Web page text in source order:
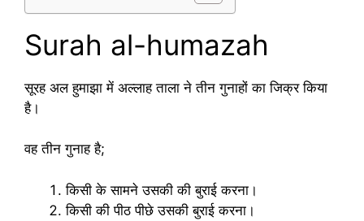
Surah al-humazah
सूरह अल हुमाझा में अल्लाह ताला ने तीन गुनाहों का जिक्र किया
है।
वह तीन गुनाह है;
किसी के सामने उसकी की बुराई करना।
किसी की पीठ पीछे उसकी बुराई करना।